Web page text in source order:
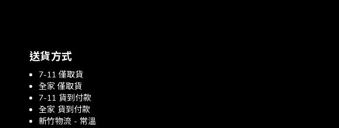
送貨方式
7-11 僅取貨
全家 僅取貨
7-11 貨到付款
全家 貨到付款
新竹物流 - 常溫